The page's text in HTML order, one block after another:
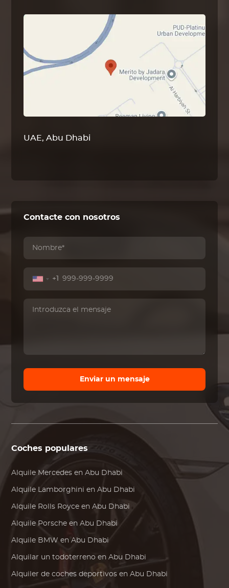
UAE, Abu Dhabi
Contacte con nosotros
+1
Enviar un mensaje
Coches populares
Alquile Mercedes en Abu Dhabi
Alquile Lamborghini en Abu Dhabi
Alquile Rolls Royce en Abu Dhabi
Alquile Porsche en Abu Dhabi
Alquile BMW en Abu Dhabi
Alquilar un todoterreno en Abu Dhabi
Alquiler de coches deportivos en Abu Dhabi